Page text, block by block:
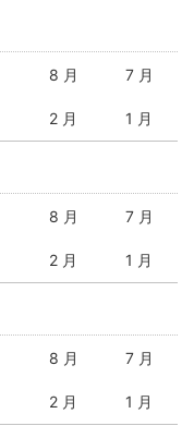
8 月 7 月
2 月 1 月
8 月 7 月
2 月 1 月
8 月 7 月
2 月 1 月